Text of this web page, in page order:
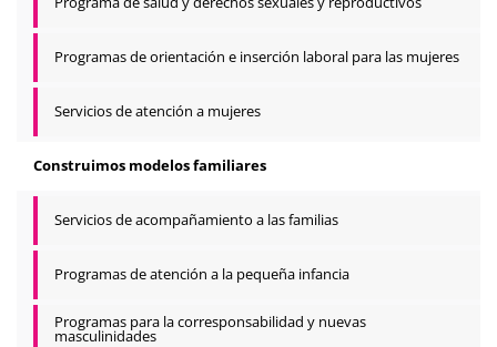
Programas de orientación e inserción laboral para las mujeres
Servicios de atención a mujeres
Construimos modelos familiares
Servicios de acompañamiento a las familias
Programas de atención a la pequeña infancia
Programas para la corresponsabilidad y nuevas
masculinidades